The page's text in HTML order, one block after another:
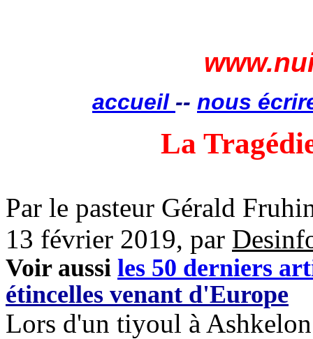
accueil -- nous
La
Par le pasteur Gérald
13 février 2019, par
Voir aussi les 50 derniers
étincelles venant d'Europe
Lors d'un tiyoul à